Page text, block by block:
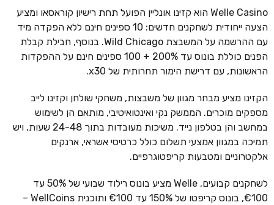
Welle Casino הוא קזינו אונליין הפועל תחת רישיון קוראסאו ומציע
הצעה ייחודית לשחקנים חדשים: 10 ספינים חינם ללא הפקדה מיד
עם ההרשמה על המשבצת Wild Chicago. בנוסף, חבילת קבלת
הפנים כוללת בונוס עד 200% + 100 ספינים חינם על ההפקדות
הראשונות, עם דרישת הימור תחרותית של x30.
הקזינו מציע מבחר מגוון של משבצות, משחקי שולחן וקזינו לייב
מספקים מוכרים. הממשק נקי ואינטואיטיבי, מותאם הן לשימוש
במחשב והן בטלפון נייד. משיכות מעובדות בתוך 24-48 שעות, ויש
תמיכה במגוון אמצעי תשלום כולל כרטיסי אשראי, ארנקים
אלקטרוניים ומטבעות קריפטוגרפיים.
לשחקנים קבועים, Welle מציע בונוס רילוד שבועי של 50% עד
€100, בונוס קריפטו של 150% עד €100 ותוכנית WellCoins –